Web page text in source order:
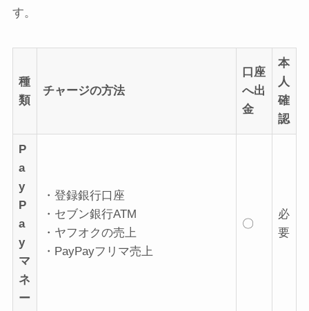
す。
種
類
チャージの方法
口座
へ出
金
本
人
確
認
P
a
y
P
a
y
マ
ネ
ー
・登録銀行口座
・セブン銀行ATM
・ヤフオクの売上
・PayPayフリマ売上
〇
必
要